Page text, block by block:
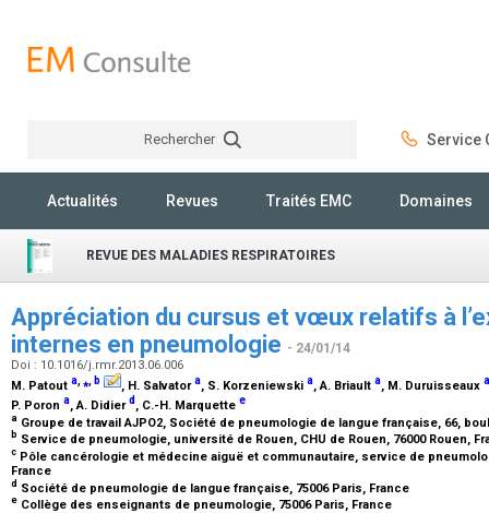
Rechercher Service
Actualités Revues Traités EMC Domaines
REVUE DES MALADIES RESPIRATOIRES
Appréciation du cursus et vœux relatifs à
internes en pneumologie - 24/01/14
Doi : 10.1016/j.rmr.2013.06.006
M. Patout a,⁎, b , H. Salvatora, S. Korzeniewski a, A. Briault a, M. Duruisseaux a
P. Poron a, A. Didierd , C.-H. Marquette e
a Groupe de travail AJPO2, Société de pneumologie de langue française, 66,
b Service de pneumologie, université de Rouen, CHU de Rouen, 76000 Rouen,
c Pôle cancérologie et médecine aiguë et communautaire, service de
France
d Société de pneumologie de langue française, 75006 Paris, France
e Collège des enseignants de pneumologie, 75006 Paris, France